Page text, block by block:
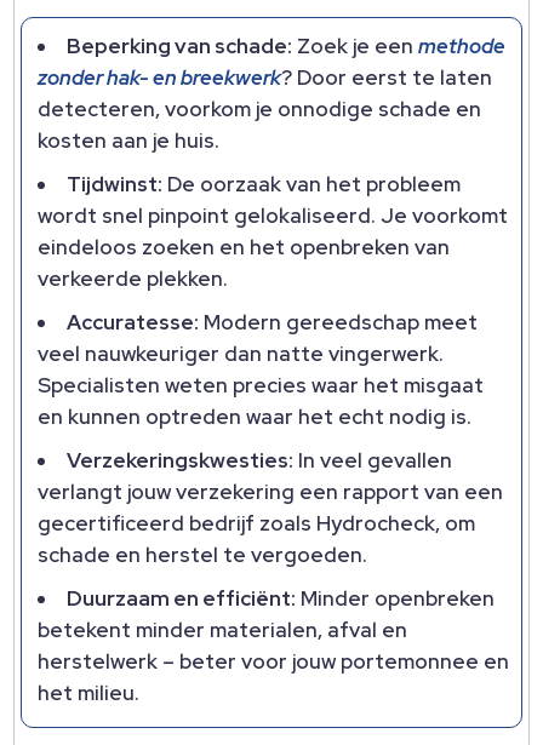
Beperking van schade: Zoek je eenmethode
zonder hak- en breekwerk? Door eerst te laten
detecteren, voorkom je onnodige schade en
kosten aan je huis.
Tijdwinst: De oorzaak van het probleem
wordt snel pinpoint gelokaliseerd. Je voorkomt
eindeloos zoeken en het openbreken van
verkeerde plekken.
Accuratesse: Modern gereedschap meet
veel nauwkeuriger dan natte vingerwerk.
Specialisten weten precies waar het misgaat
en kunnen optreden waar het echt nodig is.
Verzekeringskwesties: In veel gevallen
verlangt jouw verzekering een rapport van een
gecertificeerd bedrijf zoals Hydrocheck, om
schade en herstel te vergoeden.
Duurzaam en efficiënt: Minder openbreken
betekent minder materialen, afval en
herstelwerk – beter voor jouw portemonnee en
het milieu.